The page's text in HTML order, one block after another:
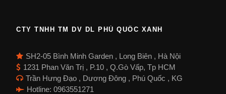
CTY TNHH TM DV DL PHÚ QUỐC XANH
SH2-05 Bình Minh Garden , Long Biên , Hà Nội
1231 Phan Văn Trị , P.10 , Q.Gò Vấp, Tp HCM
Trần Hưng Đạo , Dương Đông , Phú Quốc , KG
Hotline: 0963551271